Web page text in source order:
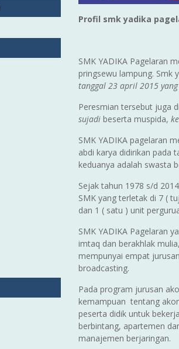
Profil smk yadika
SMK YADIKA Pagelaran
pringsewu lampung. Smk
tanggal 23 april 2015
Peresmian tersebut juga
sujadibeserta muspida,
SMK YADIKA pagelaran
abdi karya didirikan pada
keduanya adalah swasta
Sejak tahun 1978 s/d
SMK yang terletak di 7 (
dan 1 ( satu ) unit
SMK YADIKA Pagelaran
imtaq dan berakhlak
mempunyai empat
broadcasting.
Pada program jurusan
kemampuan tentang
peserta didik untuk
berbintang, apartemen
manajemen berjaringan.